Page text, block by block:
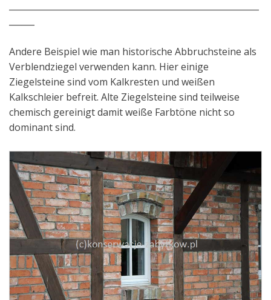
Andere Beispiel wie man historische Abbruchsteine als
Verblendziegel verwenden kann. Hier einige
Ziegelsteine sind vom Kalkresten und weißen
Kalkschleier befreit. Alte Ziegelsteine sind teilweise
chemisch gereinigt damit weiße Farbtöne nicht so
dominant sind.